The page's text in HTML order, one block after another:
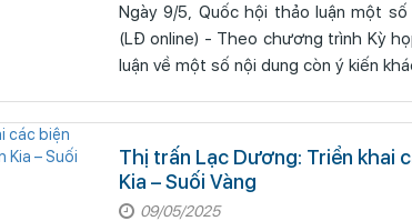
Ngày 9/5, Quốc hội thảo luận một
(LĐ online) - Theo chương trình Kỳ
luận về một số nội dung còn ý kiến
Thị trấn Lạc Dương: Triển khai
Kia – Suối Vàng
09/05/2025